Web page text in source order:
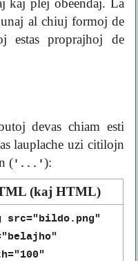
kaj plej obeendaj. La
al chiuj formoj de
estas proprajhoj de
devas chiam esti
lauplache uzi citilojn
('...'):
(kaj HTML)
src="bildo.png"